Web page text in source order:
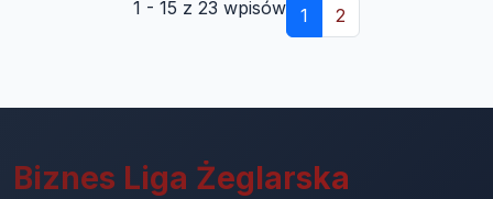
1 - 15 z 23 wpisów 1 2
Biznes Liga Żeglarska